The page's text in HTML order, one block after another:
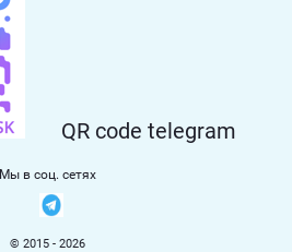
QR code telegram
Мы в соц. сетях
© 2015 - 2026